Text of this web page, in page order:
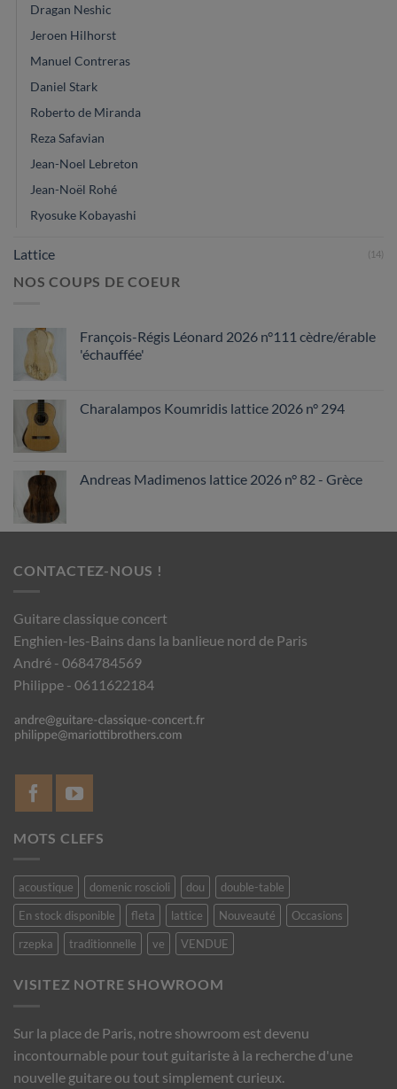
Dragan Neshic
Jeroen Hilhorst
Manuel Contreras
Daniel Stark
Roberto de Miranda
Reza Safavian
Jean-Noel Lebreton
Jean-Noël Rohé
Ryosuke Kobayashi
Lattice (14)
NOS COUPS DE COEUR
François-Régis Léonard 2026 n°111 cèdre/érable
'échauffée'
Charalampos Koumridis lattice 2026 n° 294
Andreas Madimenos lattice 2026 n° 82 - Grèce
CONTACTEZ-NOUS !
Guitare classique concert
Enghien-les-Bains dans la banlieue nord de Paris
André - 0684784569
Philippe - 0611622184
MOTS CLEFS
acoustique domenic roscioli dou
double-table
En stock disponible
fleta lattice Nouveauté
Occasions
rzepka
traditionnelle ve VENDUE
VISITEZ NOTRE SHOWROOM
Sur la place de Paris, notre showroom est devenu
incontournable pour tout guitariste à la recherche d'une
nouvelle guitare ou tout simplement curieux.